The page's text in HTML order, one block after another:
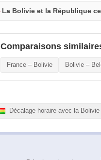
La Bolivie et la République
Comparaisons
France – Bolivie Bolivie –
Décalage horaire avec la Bolivie